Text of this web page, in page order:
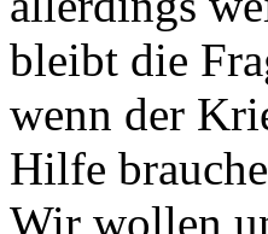
bleibt die
wenn der
Hilfe
Wir wollen